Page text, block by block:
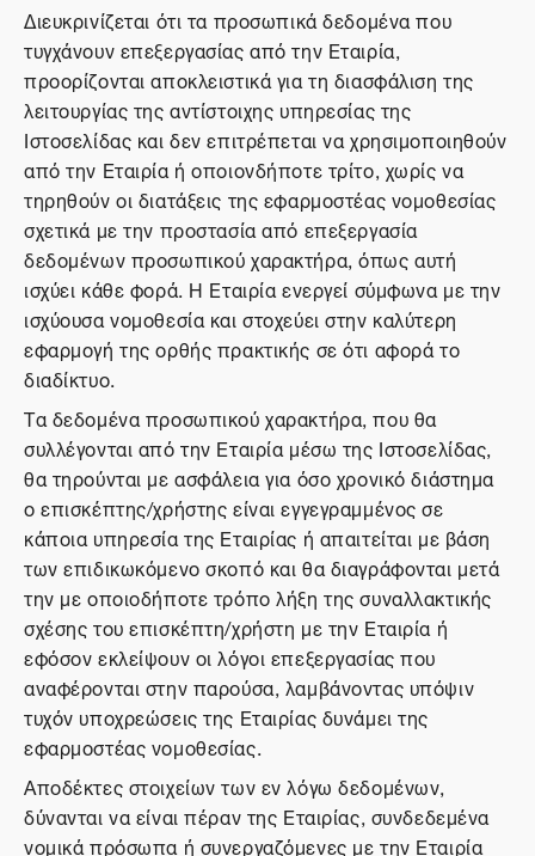
Διευκρινίζεται ότι τα προσωπικά δεδομένα που
τυγχάνουν επεξεργασίας από την Εταιρία,
προορίζονται αποκλειστικά για τη διασφάλιση της
λειτουργίας της αντίστοιχης υπηρεσίας της
Ιστοσελίδας και δεν επιτρέπεται να χρησιμοποιηθούν
από την Εταιρία ή οποιονδήποτε τρίτο, χωρίς να
τηρηθούν οι διατάξεις της εφαρμοστέας νομοθεσίας
σχετικά με την προστασία από επεξεργασία
δεδομένων προσωπικού χαρακτήρα, όπως αυτή
ισχύει κάθε φορά. Η Εταιρία ενεργεί σύμφωνα με την
ισχύουσα νομοθεσία και στοχεύει στην καλύτερη
εφαρμογή της ορθής πρακτικής σε ότι αφορά το
διαδίκτυο.
Τα δεδομένα προσωπικού χαρακτήρα, που θα
συλλέγονται από την Εταιρία μέσω της Ιστοσελίδας,
θα τηρούνται με ασφάλεια για όσο χρονικό διάστημα
ο επισκέπτης/χρήστης είναι εγγεγραμμένος σε
κάποια υπηρεσία της Εταιρίας ή απαιτείται με βάση
των επιδικωκόμενο σκοπό και θα διαγράφονται μετά
την με οποιοδήποτε τρόπο λήξη της συναλλακτικής
σχέσης του επισκέπτη/χρήστη με την Εταιρία ή
εφόσον εκλείψουν οι λόγοι επεξεργασίας που
αναφέρονται στην παρούσα, λαμβάνοντας υπόψιν
τυχόν υποχρεώσεις της Εταιρίας δυνάμει της
εφαρμοστέας νομοθεσίας.
Αποδέκτες στοιχείων των εν λόγω δεδομένων,
δύνανται να είναι πέραν της Εταιρίας, συνδεδεμένα
νομικά πρόσωπα ή συνεργαζόμενες με την Εταιρία